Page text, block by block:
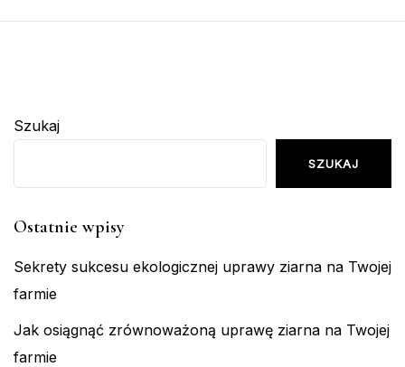
Szukaj
SZUKAJ
Ostatnie wpisy
Sekrety sukcesu ekologicznej uprawy ziarna na Twojej
farmie
Jak osiągnąć zrównoważoną uprawę ziarna na Twojej
farmie